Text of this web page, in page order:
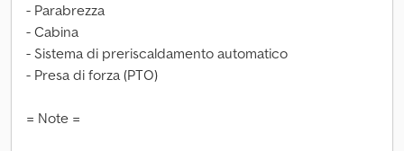
- Parabrezza
- Cabina
- Sistema di preriscaldamento automatico
- Presa di forza (PTO)
= Note =